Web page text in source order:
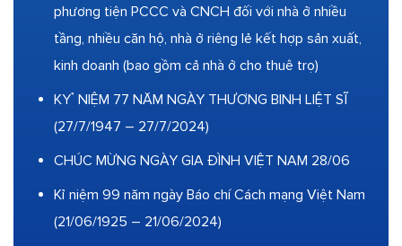
phương tiện PCCC và CNCH đối với nhà ở nhiều
tầng, nhiều căn hộ, nhà ở riêng lẻ kết hợp sản xuất,
kinh doanh (bao gồm cả nhà ở cho thuê trọ)
KỶ NIỆM 77 NĂM NGÀY THƯƠNG BINH LIỆT SĨ
(27/7/1947 – 27/7/2024)
CHÚC MỪNG NGÀY GIA ĐÌNH VIỆT NAM 28/06
Kỉ niệm 99 năm ngày Báo chí Cách mạng Việt Nam
(21/06/1925 – 21/06/2024)